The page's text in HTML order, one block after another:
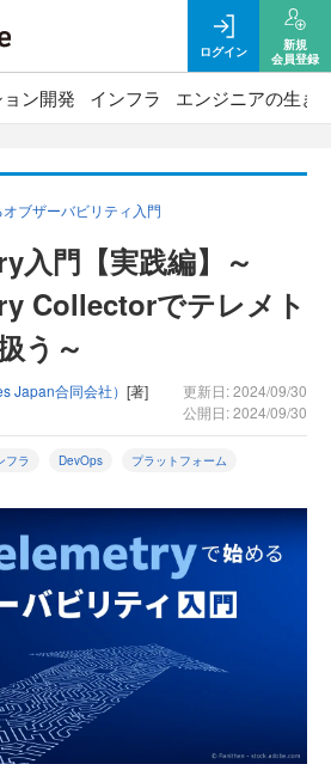
ログイン
新規
会員登録
ン開発 インフラ エンジニアの生き
オブザーバビリティ入門
入門【実践編】～
Collectorでテレメト
う～
Japan合同会社） [著]
更新日: 2024/09/30
公開日: 2024/09/30
フラ DevOps プラットフォーム